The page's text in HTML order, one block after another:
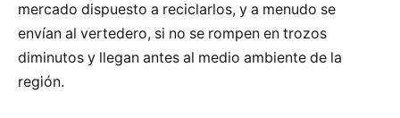
mercado dispuesto a reciclarlos, y a menudo se
envían al vertedero, si no se rompen en trozos
diminutos y llegan antes al medio ambiente de la
región.